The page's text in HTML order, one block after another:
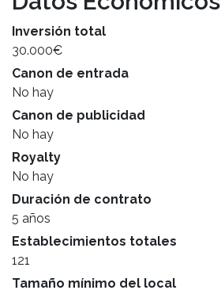
Inversión total
30.000€
Canon de entrada
No hay
Canon de publicidad
No hay
Royalty
No hay
Duración de contrato
5 años
Establecimientos totales
121
Tamaño mínimo del local